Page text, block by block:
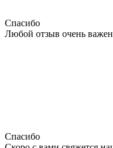
Спасибо
Любой отзыв очень
Спасибо